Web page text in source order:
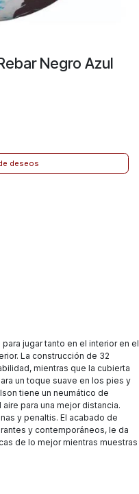
Negro Azul
deseos
jugar tanto en el interior en el
La construcción de 32
mientras que la cubierta
un toque suave en los pies y
tiene un neumático de
para una mejor distancia.
y penaltis. El acabado de
y contemporáneos, le da
de lo mejor mientras muestras